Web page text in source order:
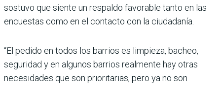
sostuvo que siente un respaldo favorable tanto en las
encuestas como en el contacto con la ciudadanía.
“El pedido en todos los barrios es limpieza, bacheo,
seguridad y en algunos barrios realmente hay otras
necesidades que son prioritarias, pero ya no son